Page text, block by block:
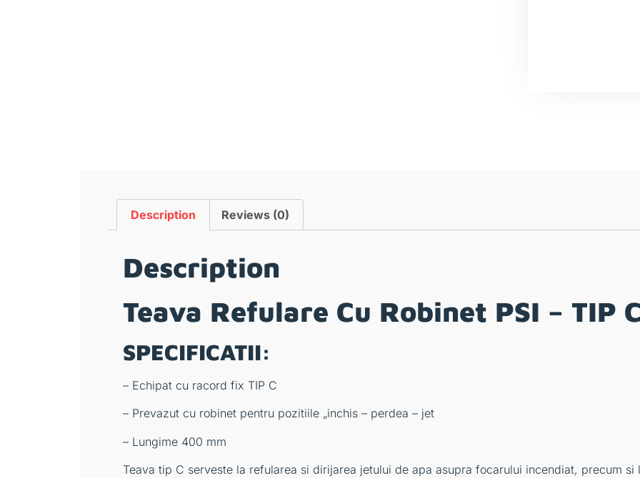
Description Reviews (0)
Description
Teava Refulare Cu Robinet PSI – TIP
SPECIFICATII:
– Echipat cu racord fix TIP C
– Prevazut cu robinet pentru pozitiile „inchis – perdea – jet
– Lungime 400 mm
Teava tip C serveste la refularea si dirijarea jetului de apa asupra focarului incendiat, precum